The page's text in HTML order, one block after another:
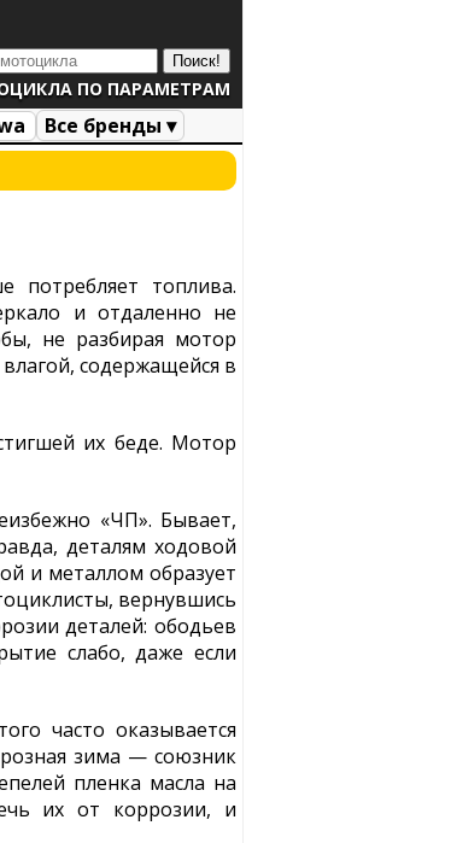
ПО ПАРАМЕТРАМ
Все бренды ▾
потребляет топлива.
и отдаленно не
не разбирая мотор
содержащейся в
их беде. Мотор
«ЧП». Бывает,
деталям ходовой
и металлом образует
вернувшись
деталей: ободьев
слабо, даже если
часто оказывается
зима — союзник
пленка масла на
их от коррозии, и